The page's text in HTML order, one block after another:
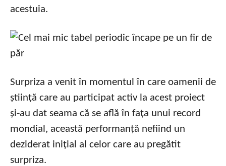
acestuia.
Surpriza a venit în momentul în care oamenii de
știință care au participat activ la acest proiect
și-au dat seama că se află în fața unui record
mondial, această performanță nefiind un
deziderat inițial al celor care au pregătit
surpriza.